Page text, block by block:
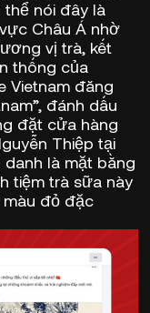
nói đây là
Châu Á nhờ
vị trà, kết
thống của
Vietnam đăng
đánh dấu
đặt cửa hàng
Thiệp tại
là mặt bằng
tiệm trà sữa này
đỏ đặc